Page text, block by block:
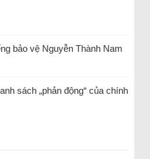
bảo vệ Nguyễn Thành Nam
sách „phản động“ của chính